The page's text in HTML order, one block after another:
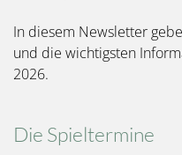
In diesem Newsletter
und die wichtigsten
2026.
Die Spieltermine